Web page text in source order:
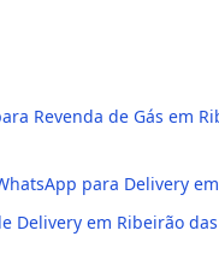
Revenda de Gás em
para Delivery
Delivery em Ribeirão